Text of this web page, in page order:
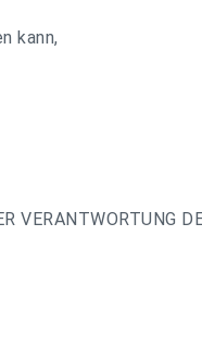
kann,
VERANTWORTUNG